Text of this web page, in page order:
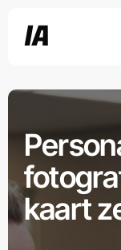
naar
inhoud
IA
kaart